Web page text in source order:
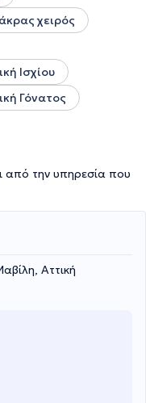
χειρός
Ισχίου
Γόνατος
από την υπηρεσία που
Αττική